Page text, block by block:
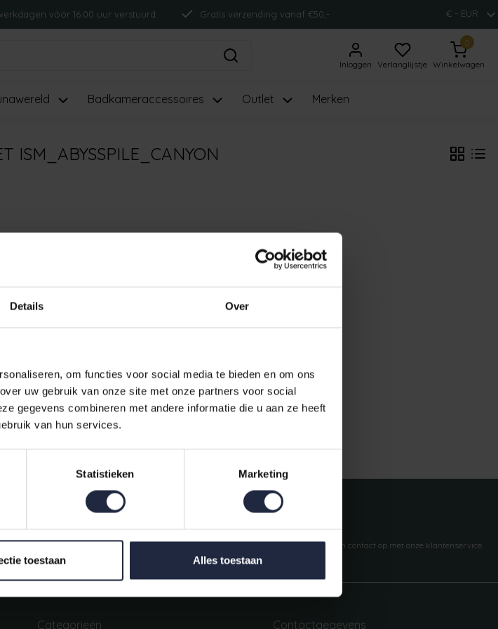
Details Over
om functies voor social media te bieden en om ons
uw gebruik van onze site met onze partners voor social
gegevens combineren met andere informatie die u aan ze heeft
van hun services.
Statistieken Marketing
toestaan Alles toestaan
vóór 16:00 uur verstuurd. Gratis verzending vanaf €50,- € - EUR
Inloggen Verlanglijstje
0
Winkelwagen
Badkameraccessoires Outlet Merken
ISM_ABYSSPILE_CANYON
vóór 16:00 uur verstuurd. Gratis verzending vanaf €50,-
Volg je bestelling, betaal facturen of
Vragen?
We helpen je graag. Neem contact op met onze klantenservice.
Categorieën Contactgegevens